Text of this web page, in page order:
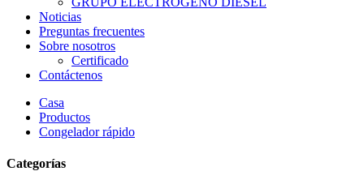
Noticias
Preguntas frecuentes
Sobre nosotros
Certificado
Contáctenos
Casa
Productos
Congelador rápido
Categorías